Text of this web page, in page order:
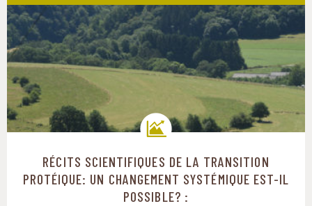
Trajectoires de transition
RÉCITS SCIENTIFIQUES DE LA TRANSITION
PROTÉIQUE: UN CHANGEMENT SYSTÉMIQUE EST-IL
POSSIBLE? :